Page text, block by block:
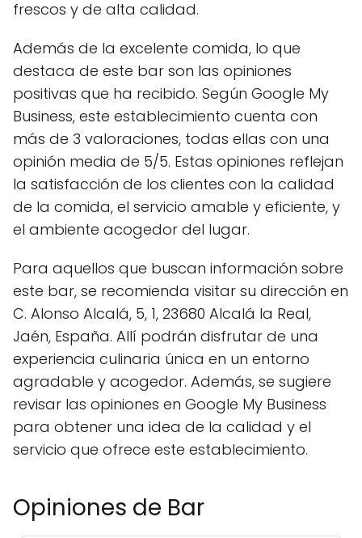
frescos y de alta calidad.
Además de la excelente comida, lo que
destaca de este bar son las opiniones
positivas que ha recibido. Según Google My
Business, este establecimiento cuenta con
más de 3 valoraciones, todas ellas con una
opinión media de 5/5. Estas opiniones reflejan
la satisfacción de los clientes con la calidad
de la comida, el servicio amable y eficiente, y
el ambiente acogedor del lugar.
Para aquellos que buscan información sobre
este bar, se recomienda visitar su dirección en
C. Alonso Alcalá, 5, 1, 23680 Alcalá la Real,
Jaén, España. Allí podrán disfrutar de una
experiencia culinaria única en un entorno
agradable y acogedor. Además, se sugiere
revisar las opiniones en Google My Business
para obtener una idea de la calidad y el
servicio que ofrece este establecimiento.
Opiniones de Bar